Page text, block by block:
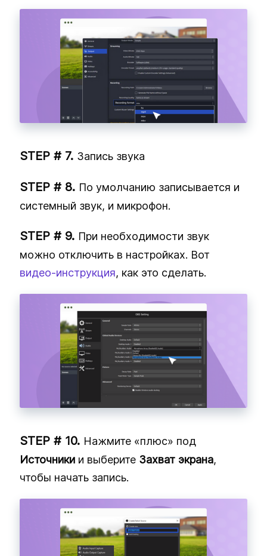
Запись звука
По умолчанию записывается и
системный звук, и микрофон.
При необходимости звук
можно отключить в настройках. Вот
видео‑инструкция, как это сделать.
Нажмите «плюс» под
Источники и выберите Захват экрана,
чтобы начать запись.